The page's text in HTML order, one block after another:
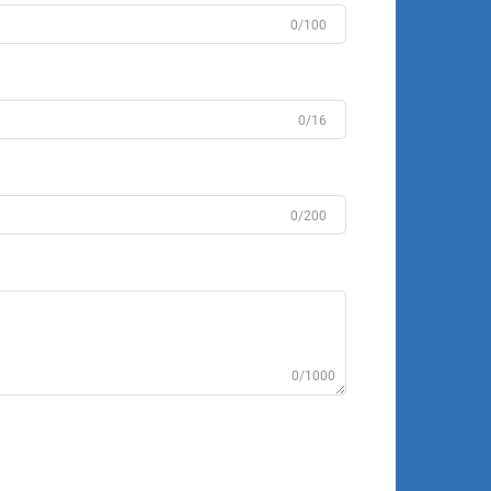
0/100
0/16
0/200
0/1000